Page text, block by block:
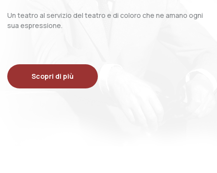
Un teatro al servizio del teatro e di coloro che ne amano ogni
sua espressione.
Scopri di più